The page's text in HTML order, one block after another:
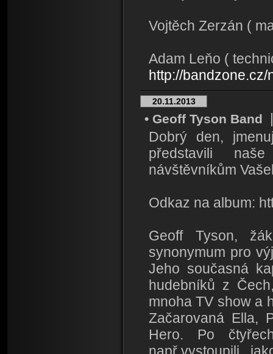
Vojtěch Zerzán (
Adam Leňo (
http://bandzone.cz/
20.11.2013
• Geoff Tyson Band
Dobrý den,
představili
návštěvníkům
Odkaz na album:
Geoff Tyson,
synonymum pro
Jeho současná
hudebníků z
mnoha TV show a
Začarovaná Ella,
Hero. Po